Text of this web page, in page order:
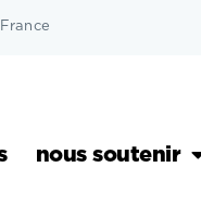
nous soutenir